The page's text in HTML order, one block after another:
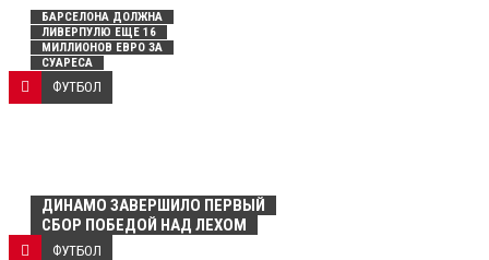
ФУТБОЛ
БАРСЕЛОНА ДОЛЖНА
ЛИВЕРПУЛЮ ЕЩЕ 16
МИЛЛИОНОВ ЕВРО ЗА
СУАРЕСА
ФУТБОЛ
ДИНАМО ЗАВЕРШИЛО ПЕРВЫЙ
СБОР ПОБЕДОЙ НАД ЛЕХОМ